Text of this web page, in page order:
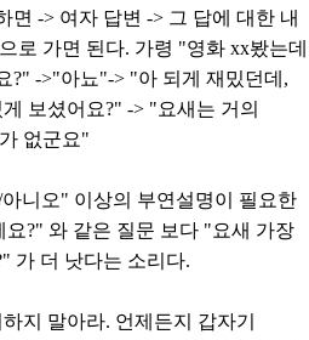
면 -> 여자 답변 -> 그 답에 대한 내
로 가면 된다. 가령 "영화 xx봤는데
?" ->"아뇨"-> "아 되게 재밌던데,
보셨어요?" -> "요새는 거의
없군요"
니오" 이상의 부연설명이 필요한
?" 와 같은 질문 보다 "요새 가장
가 더 낫다는 소리다.
지 말아라. 언제든지 갑자기